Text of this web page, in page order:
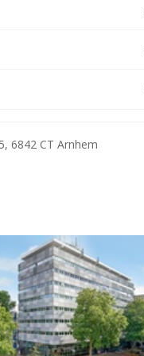
6842 CT Arnhem